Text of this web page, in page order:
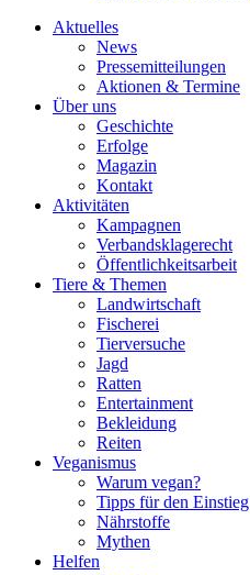
Aktuelles
News
Pressemitteilungen
Aktionen & Termine
Über uns
Geschichte
Erfolge
Magazin
Kontakt
Aktivitäten
Kampagnen
Verbandsklagerecht
Öffentlichkeitsarbeit
Tiere & Themen
Landwirtschaft
Fischerei
Tierversuche
Jagd
Ratten
Entertainment
Bekleidung
Reiten
Veganismus
Warum vegan?
Tipps für den Einstieg
Nährstoffe
Mythen
Helfen